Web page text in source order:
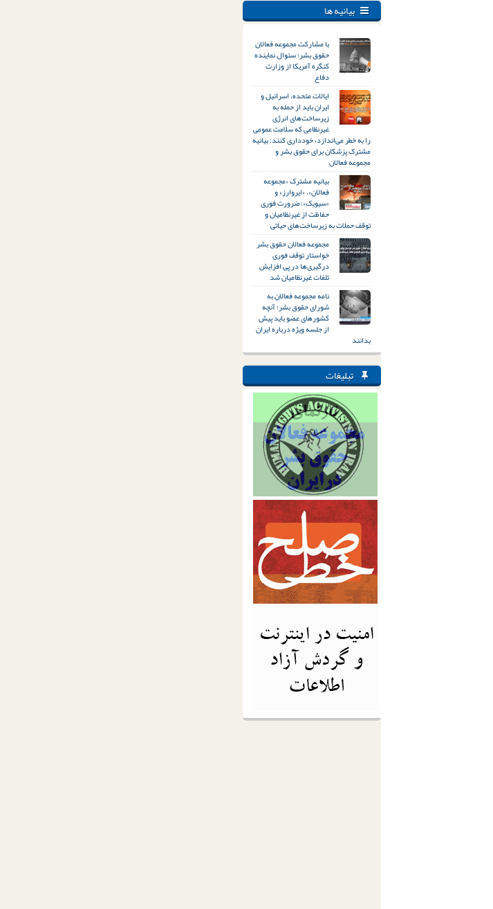
بیانیه ها
با مشارکت مجموعه فعالان
حقوق بشر؛ سئوال نماینده
کنگره آمریکا از وزارت
دفاع
ایالات متحده، اسرائیل و
ایران باید از حمله به
زیرساخت‌های انرژی
غیرنظامی که سلامت عمومی
را به خطر می‌اندازد، خودداری کنند: بیانیه
مشترک پزشکان برای حقوق بشر و
مجموعه فعالان
بیانیه مشترک «مجموعه
فعالان»، «ایروارز» و
«سیویک»: ضرورت فوری
حفاظت از غیرنظامیان و
توقف حملات به زیرساخت‌های حیاتی
مجموعه فعالان حقوق بشر
خواستار توقف فوری
درگیری‌ها در پی افزایش
تلفات غیرنظامیان شد
نامه مجموعه فعالان به
شورای حقوق بشر؛ آنچه
کشورهای عضو باید پیش
از جلسه ویژه درباره ایران
بدانند
تبلیغات